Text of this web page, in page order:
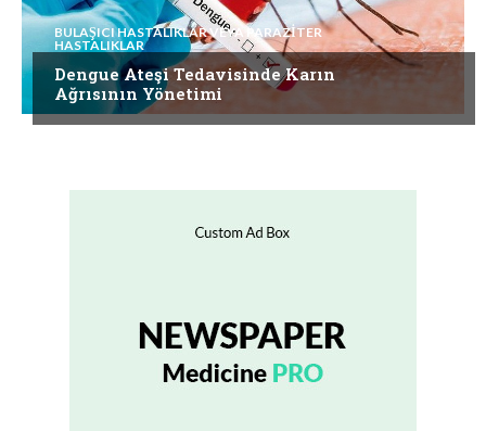
BULAŞICI HASTALIKLAR VEYA PARAZITER
HASTALIKLAR
Dengue Ateşi Tedavisinde Karın
Ağrısının Yönetimi